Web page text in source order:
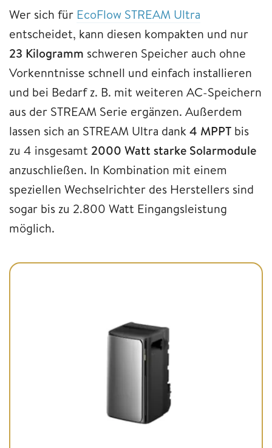
Wer sich für EcoFlow STREAM Ultra
entscheidet, kann diesen kompakten und nur
23 Kilogramm schweren Speicher auch ohne
Vorkenntnisse schnell und einfach installieren
und bei Bedarf z. B. mit weiteren AC-Speichern
aus der STREAM Serie ergänzen. Außerdem
lassen sich an STREAM Ultra dank 4 MPPT bis
zu 4 insgesamt 2000 Watt starke Solarmodule
anzuschließen. In Kombination mit einem
speziellen Wechselrichter des Herstellers sind
sogar bis zu 2.800 Watt Eingangsleistung
möglich.